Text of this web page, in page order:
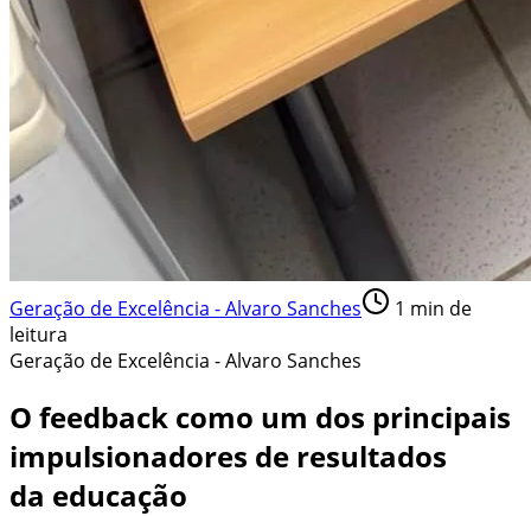
Geração de Excelência - Alvaro Sanches 1 min de
leitura
Geração de Excelência - Alvaro Sanches
O feedback como um dos principais
impulsionadores de resultados
da educação